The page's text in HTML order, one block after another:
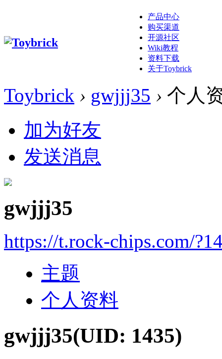
产品中心
购买渠道
开源社区
Wiki教程
资料下载
关于Toybrick
Toybrick › gwjjj35 › 个人
加为好友
发送消息
gwjjj35
https://t.rock-chips.com/
主题
个人资料
gwjjj35(UID: 1435)